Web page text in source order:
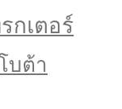
กเตอร์
บต้า